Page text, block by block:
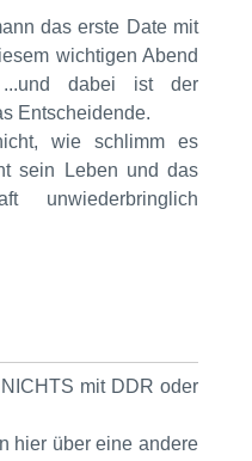
das erste Date mit
wichtigen Abend
dabei ist der
Entscheidende.
wie schlimm es
sein Leben und das
unwiederbringlich
mit DDR oder
hier über eine andere